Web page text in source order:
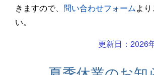
きますので、 問い合わせフォームよ
い。
更新日：2026